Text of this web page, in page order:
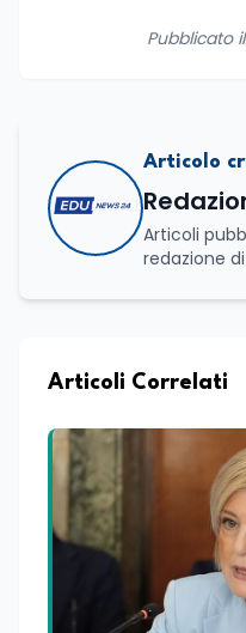
Pubblicato
Articolo
Articoli
redazione
Articoli Correlati